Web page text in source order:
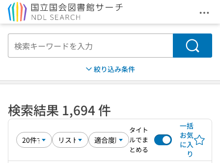
メ
検索
絞り込み条件
検索結果 1,694 件
タイト
ルでま
とめる
一括
お気
に入
り